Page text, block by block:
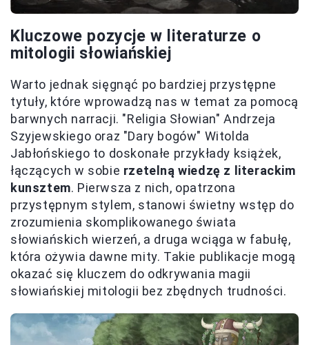
Kluczowe pozycje w literaturze o
mitologii słowiańskiej
Warto jednak sięgnąć po bardziej przystępne
tytuły, które wprowadzą nas w temat za pomocą
barwnych narracji. "Religia Słowian" Andrzeja
Szyjewskiego oraz "Dary bogów" Witolda
Jabłońskiego to doskonałe przykłady książek,
łączących w sobie rzetelną wiedzę z literackim
kunsztem. Pierwsza z nich, opatrzona
przystępnym stylem, stanowi świetny wstęp do
zrozumienia skomplikowanego świata
słowiańskich wierzeń, a druga wciąga w fabułę,
która ożywia dawne mity. Takie publikacje mogą
okazać się kluczem do odkrywania magii
słowiańskiej mitologii bez zbędnych trudności.